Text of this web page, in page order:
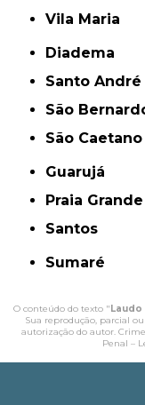
Vila Maria
Diadema
Santo André
São
São
Guarujá
Praia Grande
Santos
Sumaré
O conteúdo do texto "Laudo
Sua reprodução, parcial
autorização do autor.
Penal –